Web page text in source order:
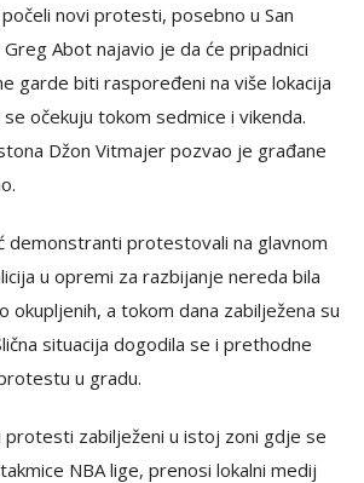
novi protesti, posebno u San
Abot najavio je da će pripadnici
garde biti raspoređeni na više lokacija
očekuju tokom sedmice i vikenda.
Džon Vitmajer pozvao je građane
demonstranti protestovali na glavnom
u opremi za razbijanje nereda bila
okupljenih, a tokom dana zabilježena su
situacija dogodila se i prethodne
u gradu.
protesti zabilježeni u istoj zoni gdje se
NBA lige, prenosi lokalni medij